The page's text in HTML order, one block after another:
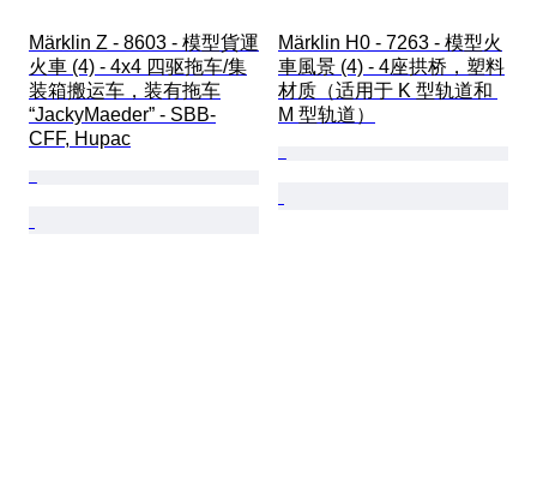
Märklin Z - 8603 - 模型貨運
火車 (4) - 4x4 四驱拖车/集
装箱搬运车，装有拖车
“JackyMaeder” - SBB-
CFF, Hupac
Märklin H0 - 7263 - 模型火
車風景 (4) - 4座拱桥，塑料
材质（适用于 K 型轨道和
M 型轨道）